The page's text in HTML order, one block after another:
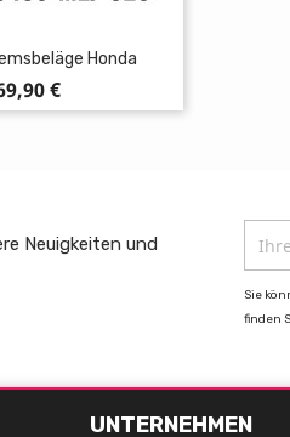
Honda
€
Neuigkeiten und
Sie
finden
UNTERNEHMEN